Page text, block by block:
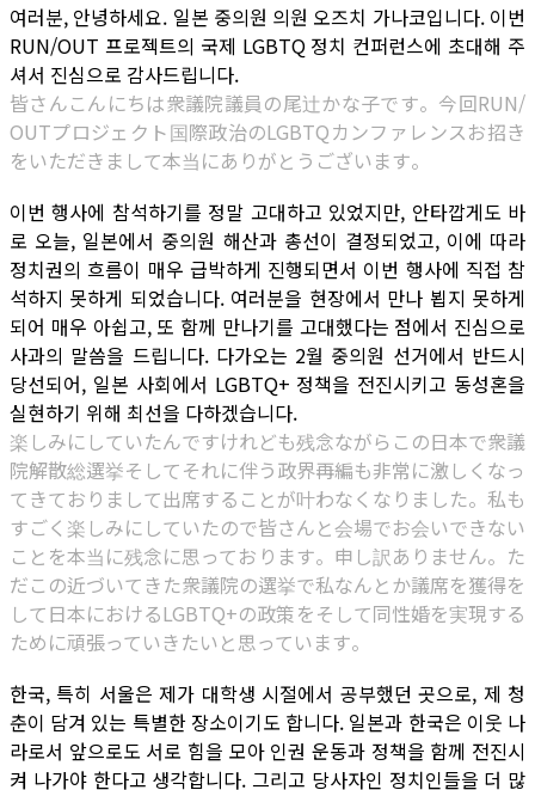
여러분, 안녕하세요. 일본 중의원 의원 오즈치 가나코입니다. 이번
RUN/OUT 프로젝트의 국제 LGBTQ 정치 컨퍼런스에 초대해 주
셔서 진심으로 감사드립니다.
皆さんこんにちは衆議院議員の尾辻かな子です。今回RUN/
OUTプロジェクト国際政治のLGBTQカンファレンスお招き
をいただきまして本当にありがとうございます。
이번 행사에 참석하기를 정말 고대하고 있었지만, 안타깝게도 바
로 오늘, 일본에서 중의원 해산과 총선이 결정되었고, 이에 따라
정치권의 흐름이 매우 급박하게 진행되면서 이번 행사에 직접 참
석하지 못하게 되었습니다. 여러분을 현장에서 만나 뵙지 못하게
되어 매우 아쉽고, 또 함께 만나기를 고대했다는 점에서 진심으로
사과의 말씀을 드립니다. 다가오는 2월 중의원 선거에서 반드시
당선되어, 일본 사회에서 LGBTQ+ 정책을 전진시키고 동성혼을
실현하기 위해 최선을 다하겠습니다.
楽しみにしていたんですけれども残念ながらこの日本で衆議
院解散総選挙そしてそれに伴う政界再編も非常に激しくなっ
てきておりまして出席することが叶わなくなりました。私も
すごく楽しみにしていたので皆さんと会場でお会いできない
ことを本当に残念に思っております。申し訳ありません。た
だこの近づいてきた衆議院の選挙で私なんとか議席を獲得を
して日本におけるLGBTQ+の政策をそして同性婚を実現する
ために頑張っていきたいと思っています。
한국, 특히 서울은 제가 대학생 시절에서 공부했던 곳으로, 제 청
춘이 담겨 있는 특별한 장소이기도 합니다. 일본과 한국은 이웃 나
라로서 앞으로도 서로 힘을 모아 인권 운동과 정책을 함께 전진시
켜 나가야 한다고 생각합니다. 그리고 당사자인 정치인들을 더 많